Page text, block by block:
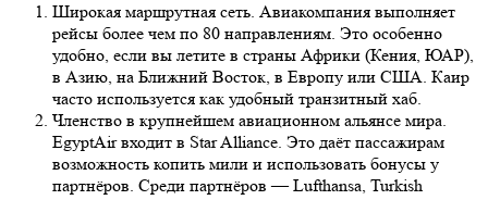
Широкая маршрутная сеть. Авиакомпания выполняет
рейсы более чем по 80 направлениям. Это особенно
удобно, если вы летите в страны Африки (Кения, ЮАР),
в Азию, на Ближний Восток, в Европу или США. Каир
часто используется как удобный транзитный хаб.
Членство в крупнейшем авиационном альянсе мира.
EgyptAir входит в Star Alliance. Это даёт пассажирам
возможность копить мили и использовать бонусы у
партнёров. Среди партнёров — Lufthansa, Turkish